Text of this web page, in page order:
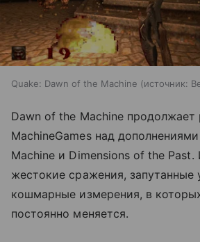
Quake: Dawn of the Machine источник:
Dawn of the Machine продолжает
MachineGames над
Machine и Dimensions of the
жестокие сражения, запутанные
кошмарные измерения, в
постоянно меняется.